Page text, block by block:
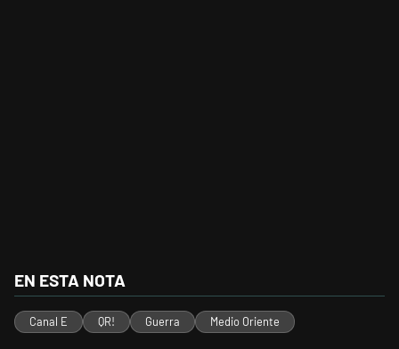
EN ESTA NOTA
Canal E QR! Guerra Medio Oriente